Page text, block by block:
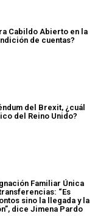
Cabildo Abierto en la
de cuentas?
del Brexit, ¿cuál
del Reino Unido?
Familiar Única
“Es
sino la llegada y la
dice Jimena Pardo